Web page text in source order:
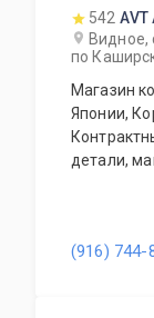
542
Видное,
по
Магазин
Японии,
детали,
(916) 744-